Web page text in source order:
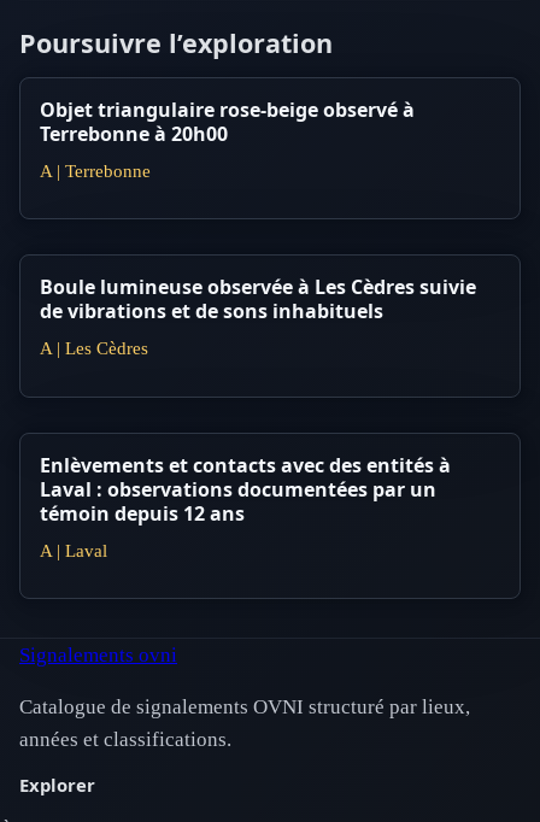
Poursuivre l’exploration
Objet triangulaire rose-beige observé à
Terrebonne à 20h00
A | Terrebonne
Boule lumineuse observée à Les Cèdres suivie
de vibrations et de sons inhabituels
A | Les Cèdres
Enlèvements et contacts avec des entités à
Laval : observations documentées par un
témoin depuis 12 ans
A | Laval
Signalements ovni
Catalogue de signalements OVNI structuré par lieux,
années et classifications.
Explorer